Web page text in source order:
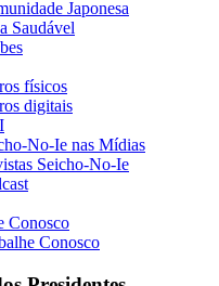
Japonesa
Saudável
físicos
digitais
No-Ie nas Mídias
Seicho-No-Ie
Conosco
Conosco